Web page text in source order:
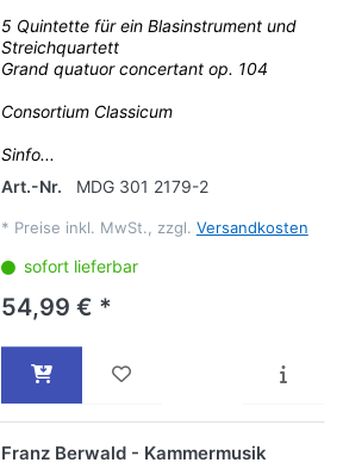
5 Quintette für ein Blasinstrument und
Streichquartett
Grand quatuor concertant op. 104
Consortium Classicum
Sinfo...
Art.-Nr.
MDG 301 2179-2
* Preise inkl. MwSt., zzgl. Versandkosten
sofort lieferbar
54,99 € *
Franz Berwald - Kammermusik